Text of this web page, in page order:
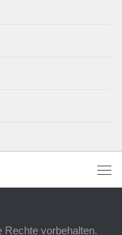
Rechte vorbehalten.